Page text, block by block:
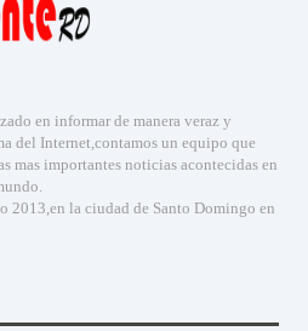
en informar de manera veraz y
del Internet,contamos un equipo que
mas importantes noticias acontecidas en
2013,en la ciudad de Santo Domingo en